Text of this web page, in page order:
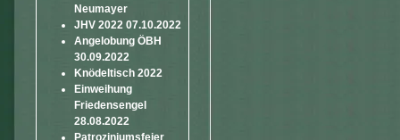
Neumayer
JHV 2022 07.10.2022
Angelobung ÖBH
30.09.2022
Knödeltisch 2022
Einweihung
Friedensengel
28.08.2022
Patroziniumsfeier